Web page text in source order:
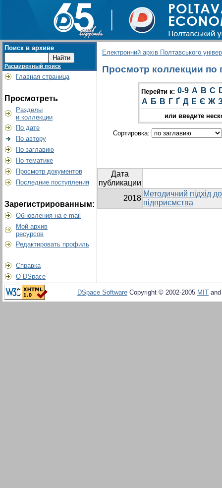
Поиск в архиве
Расширенный поиск
Главная страница
Просмотреть
Разделы
и коллекции
По дате
По автору
По заглавию
По тематике
Просмотр документов
Последние поступления
Зарегистрированным:
Обновления на e-mail
Мой архив
ресурсов
Редактировать профиль
Справка
О DSpace
Електронний архів Полтавського
Просмотр коллекции по
Перейти к: 0-9 A B C
А Б В Г Ґ Д Е Є Ж
или введите
Сортировка:
Дата
публикации
2018
Методичний підхід
підприємства
DSpace Software Copyright © 2002-2005 MIT